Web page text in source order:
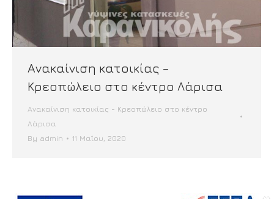
Ανακαίνιση κατοικίας –
Κρεοπώλειο στο κέντρο Λάρισα
Ανακαίνιση κατοικίας - Κρεοπώλειο στο κέντρο
Λάρισα
By admin 11 Μαΐου, 2020